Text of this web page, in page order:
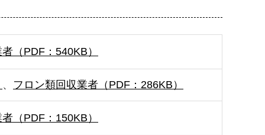
（PDF：540KB）
、 フロン類回収業者（PDF：286KB）
（PDF：150KB）